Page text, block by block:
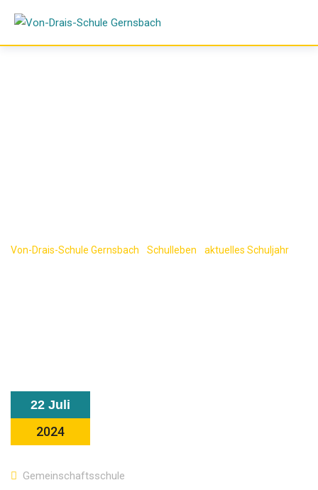
content
Von-Drais-Schule Gernsbach Schulleben aktuelles Schuljahr
22 Juli
2024
Gemeinschaftsschule